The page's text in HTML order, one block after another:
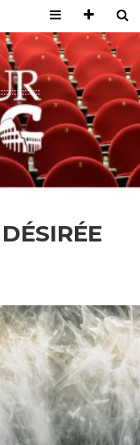
DÉSIRÉE